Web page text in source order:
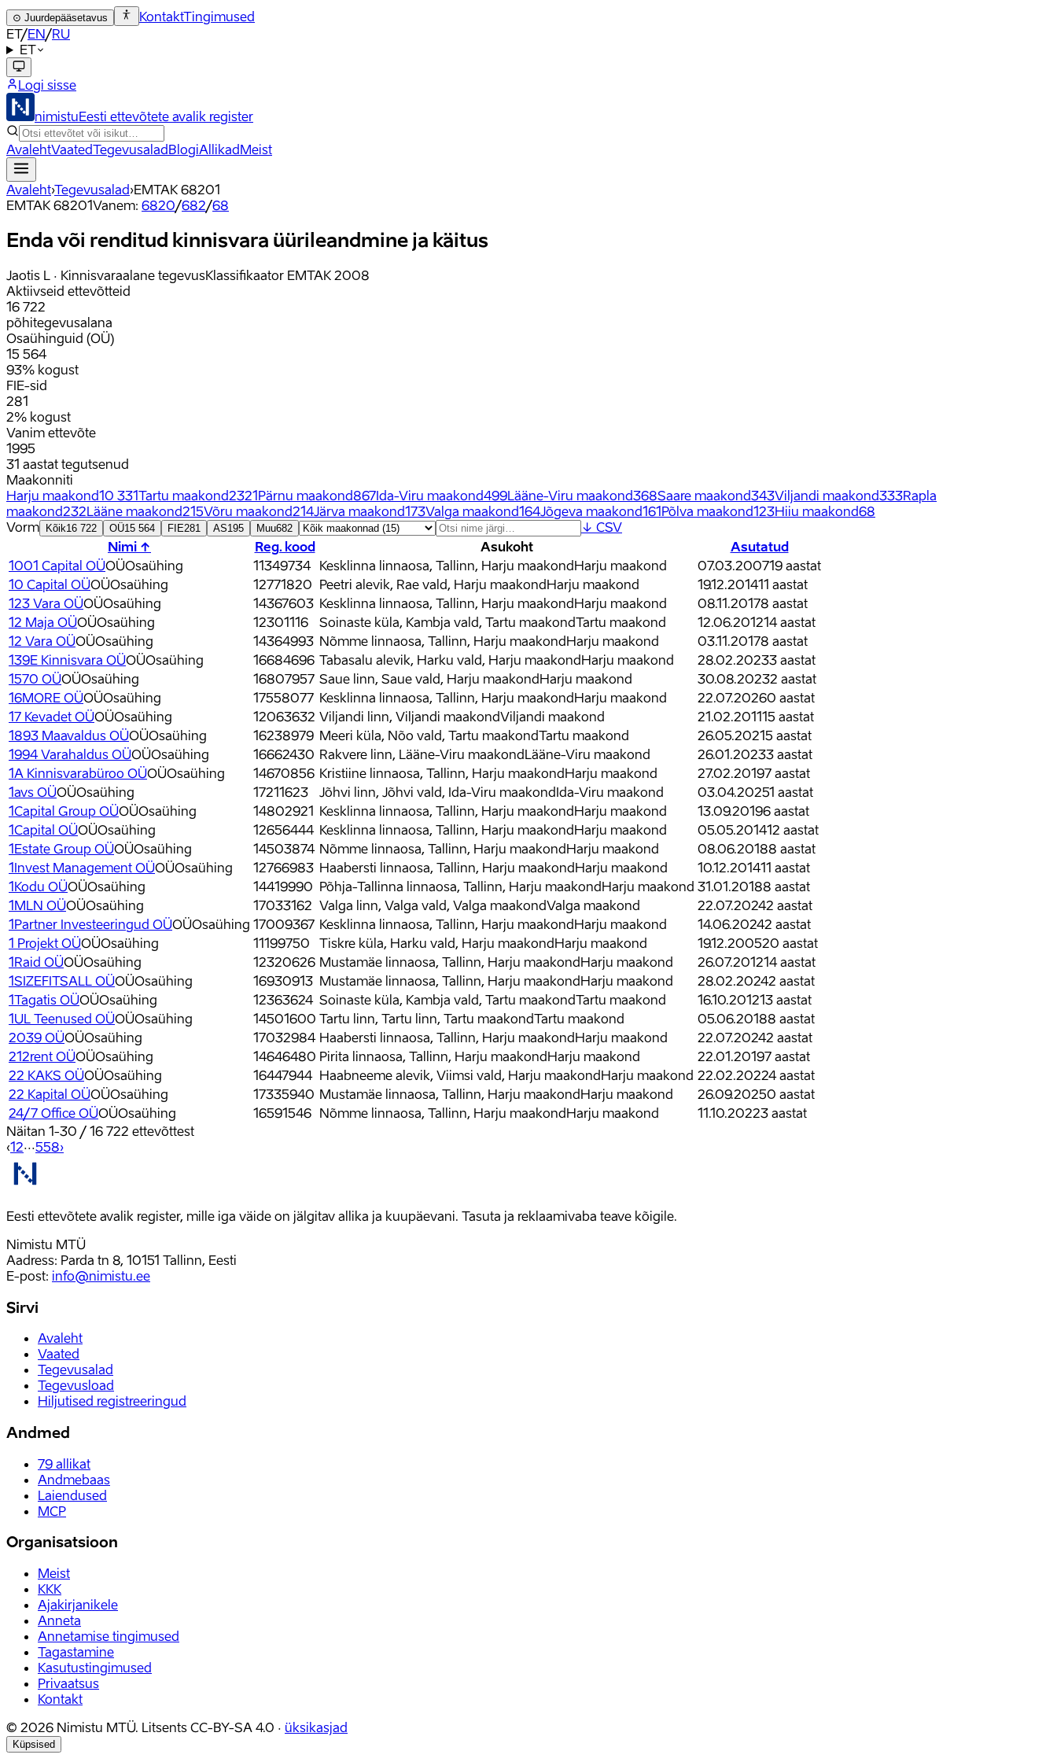
⊙ Juurdepääsetavus KontaktTingimused
ET/EN/RU
ET
Logi sisse
nimistuEesti ettevõtete avalik register
AvalehtVaatedTegevusaladBlogiAllikadMeist
Avaleht›Tegevusalad›EMTAK 68201
EMTAK 68201Vanem: 6820/682/68
Enda või renditud kinnisvara üürileandmine ja käitus
Jaotis L · Kinnisvaraalane tegevusKlassifikaator EMTAK 2008
Aktiivseid ettevõtteid
16 722
põhitegevusalana
Osaühinguid (OÜ)
15 564
93% kogust
FIE-sid
281
2% kogust
Vanim ettevõte
1995
31 aastat tegutsenud
Maakonniti
Harju maakond10 331Tartu maakond2321Pärnu maakond867Ida-Viru maakond499Lääne-Viru maakond368Saare maakond343Viljandi maakond333Rapla
maakond232Lääne maakond215Võru maakond214Järva maakond173Valga maakond164Jõgeva maakond161Põlva maakond123Hiiu maakond68
Vorm
Kõik16 722 OÜ15 564 FIE281 AS195 Muu682
↓ CSV
Nimi ↑
Reg. kood Asukoht
Asutatud
1001 Capital OÜOÜOsaühing 11349734 Kesklinna linnaosa, Tallinn, Harju maakondHarju maakond 07.03.200719 aastat
10 Capital OÜOÜOsaühing 12771820 Peetri alevik, Rae vald, Harju maakondHarju maakond 19.12.201411 aastat
123 Vara OÜOÜOsaühing 14367603 Kesklinna linnaosa, Tallinn, Harju maakondHarju maakond 08.11.20178 aastat
12 Maja OÜOÜOsaühing 12301116 Soinaste küla, Kambja vald, Tartu maakondTartu maakond 12.06.201214 aastat
12 Vara OÜOÜOsaühing 14364993 Nõmme linnaosa, Tallinn, Harju maakondHarju maakond 03.11.20178 aastat
139E Kinnisvara OÜOÜOsaühing 16684696 Tabasalu alevik, Harku vald, Harju maakondHarju maakond 28.02.20233 aastat
1570 OÜOÜOsaühing 16807957 Saue linn, Saue vald, Harju maakondHarju maakond 30.08.20232 aastat
16MORE OÜOÜOsaühing 17558077 Kesklinna linnaosa, Tallinn, Harju maakondHarju maakond 22.07.20260 aastat
17 Kevadet OÜOÜOsaühing 12063632 Viljandi linn, Viljandi maakondViljandi maakond 21.02.201115 aastat
1893 Maavaldus OÜOÜOsaühing 16238979 Meeri küla, Nõo vald, Tartu maakondTartu maakond 26.05.20215 aastat
1994 Varahaldus OÜOÜOsaühing 16662430 Rakvere linn, Lääne-Viru maakondLääne-Viru maakond 26.01.20233 aastat
1A Kinnisvarabüroo OÜOÜOsaühing 14670856 Kristiine linnaosa, Tallinn, Harju maakondHarju maakond 27.02.20197 aastat
1avs OÜOÜOsaühing 17211623 Jõhvi linn, Jõhvi vald, Ida-Viru maakondIda-Viru maakond 03.04.20251 aastat
1Capital Group OÜOÜOsaühing 14802921 Kesklinna linnaosa, Tallinn, Harju maakondHarju maakond 13.09.20196 aastat
1Capital OÜOÜOsaühing 12656444 Kesklinna linnaosa, Tallinn, Harju maakondHarju maakond 05.05.201412 aastat
1Estate Group OÜOÜOsaühing 14503874 Nõmme linnaosa, Tallinn, Harju maakondHarju maakond 08.06.20188 aastat
1Invest Management OÜOÜOsaühing 12766983 Haabersti linnaosa, Tallinn, Harju maakondHarju maakond 10.12.201411 aastat
1Kodu OÜOÜOsaühing 14419990 Põhja-Tallinna linnaosa, Tallinn, Harju maakondHarju maakond 31.01.20188 aastat
1MLN OÜOÜOsaühing 17033162 Valga linn, Valga vald, Valga maakondValga maakond 22.07.20242 aastat
1Partner Investeeringud OÜOÜOsaühing 17009367 Kesklinna linnaosa, Tallinn, Harju maakondHarju maakond 14.06.20242 aastat
1 Projekt OÜOÜOsaühing 11199750 Tiskre küla, Harku vald, Harju maakondHarju maakond 19.12.200520 aastat
1Raid OÜOÜOsaühing 12320626 Mustamäe linnaosa, Tallinn, Harju maakondHarju maakond 26.07.201214 aastat
1SIZEFITSALL OÜOÜOsaühing 16930913 Mustamäe linnaosa, Tallinn, Harju maakondHarju maakond 28.02.20242 aastat
1Tagatis OÜOÜOsaühing 12363624 Soinaste küla, Kambja vald, Tartu maakondTartu maakond 16.10.201213 aastat
1UL Teenused OÜOÜOsaühing 14501600 Tartu linn, Tartu linn, Tartu maakondTartu maakond 05.06.20188 aastat
2039 OÜOÜOsaühing 17032984 Haabersti linnaosa, Tallinn, Harju maakondHarju maakond 22.07.20242 aastat
212rent OÜOÜOsaühing 14646480 Pirita linnaosa, Tallinn, Harju maakondHarju maakond 22.01.20197 aastat
22 KAKS OÜOÜOsaühing 16447944 Haabneeme alevik, Viimsi vald, Harju maakondHarju maakond 22.02.20224 aastat
22 Kapital OÜOÜOsaühing 17335940 Mustamäe linnaosa, Tallinn, Harju maakondHarju maakond 26.09.20250 aastat
24/7 Office OÜOÜOsaühing 16591546 Nõmme linnaosa, Tallinn, Harju maakondHarju maakond 11.10.20223 aastat
Näitan 1-30 / 16 722 ettevõttest
‹12···558›
Eesti ettevõtete avalik register, mille iga väide on jälgitav allika ja kuupäevani. Tasuta ja reklaamivaba teave kõigile.
Nimistu MTÜ
Aadress: Parda tn 8, 10151 Tallinn, Eesti
E-post: info@nimistu.ee
Sirvi
Avaleht
Vaated
Tegevusalad
Tegevusload
Hiljutised registreeringud
Andmed
79 allikat
Andmebaas
Laiendused
MCP
Organisatsioon
Meist
KKK
Ajakirjanikele
Anneta
Annetamise tingimused
Tagastamine
Kasutustingimused
Privaatsus
Kontakt
© 2026 Nimistu MTÜ. Litsents CC-BY-SA 4.0 · üksikasjad
Küpsised